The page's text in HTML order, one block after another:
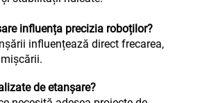
influența precizia roboților?
influențează direct frecarea,
de etanșare?